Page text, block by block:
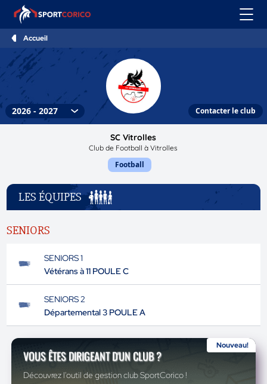
Accueil
Contacter le club
SC Vitrolles
Club de Football à Vitrolles
Football
LES ÉQUIPES
SENIORS
SENIORS 1
Vétérans à 11 POULE C
SENIORS 2
Départemental 3 POULE A
Nouveau!
VOUS ÊTES DIRIGEANT D'UN CLUB ?
Découvrez l'outil de gestion club SportCorico !